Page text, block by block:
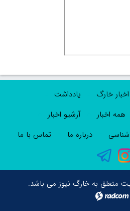
اخبار خارگ
یادداشت
همه اخبار
آرشیو اخبار
درباره ما تماس با ما
متعلق به خارگ نیوز می باشد.
radcom